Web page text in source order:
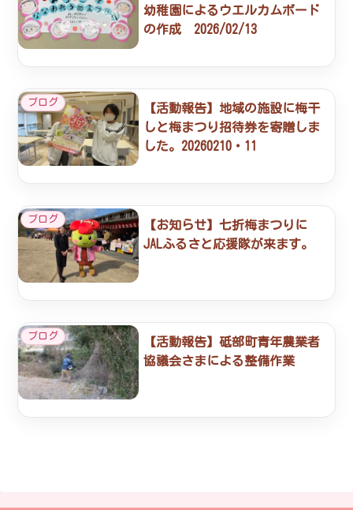
幼稚園によるウエルカムボード
の作成 2026/02/13
ブログ
【活動報告】地域の施設に梅干
しと梅まつり招待券を寄贈しま
した。20260210・11
ブログ
【お知らせ】七折梅まつりに
JALふるさと応援隊が来ます。
ブログ
【活動報告】砥部町青年農業者
協議会さまによる整備作業